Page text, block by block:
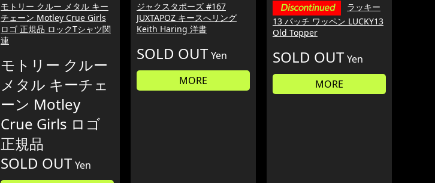
モトリー クルー メタル キー
チェーン Motley Crue Girls
ロゴ 正規品 ロックTシャツ関
連
モトリー クルー
メタル キーチェ
ーン Motley
Crue Girls ロゴ
正規品
SOLD OUT Yen
ジャクスタポーズ #167
JUXTAPOZ キースへリング
Keith Haring 洋書
SOLD OUT Yen
MORE
ラッキー
13 パッチ ワッペン LUCKY13
Old Topper
SOLD OUT Yen
MORE